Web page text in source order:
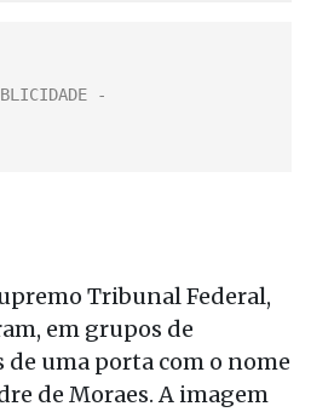
Tribunal Federal,
em grupos de
uma porta com o nome
de Moraes. A imagem